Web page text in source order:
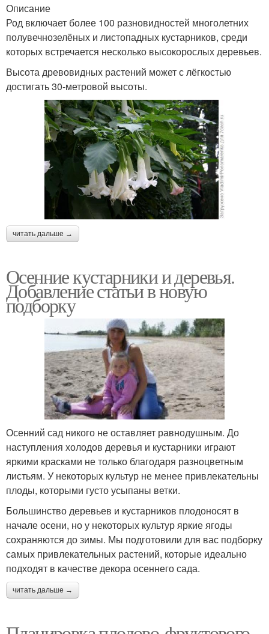
Описание
Род включает более 100 разновидностей многолетних
полувечнозелёных и листопадных кустарников, среди
которых встречается несколько высокорослых деревьев.
Высота древовидных растений может с лёгкостью
достигать 30-метровой высоты.
читать дальше →
Осенние кустарники и деревья.
Добавление статьи в новую
подборку
Осенний сад никого не оставляет равнодушным. До
наступления холодов деревья и кустарники играют
яркими красками не только благодаря разноцветным
листьям. У некоторых культур не менее привлекательны
плоды, которыми густо усыпаны ветки.
Большинство деревьев и кустарников плодоносят в
начале осени, но у некоторых культур яркие ягоды
сохраняются до зимы. Мы подготовили для вас подборку
самых привлекательных растений, которые идеально
подходят в качестве декора осеннего сада.
читать дальше →